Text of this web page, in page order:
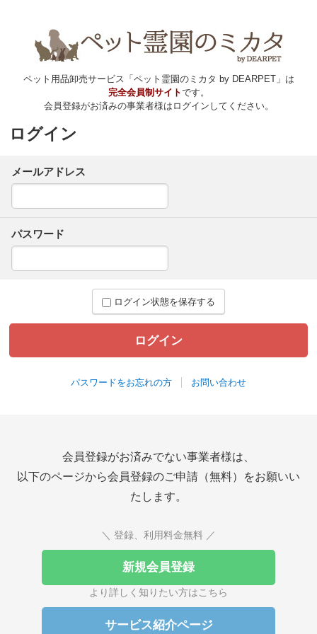
ペット用品卸売サービス「ペット霊園のミカタ by DEARPET」は
完全会員制サイトです。
会員登録がお済みの事業者様はログインしてください。
ログイン
メールアドレス
パスワード
ログイン状態を保存する
パスワードをお忘れの方 お問い合わせ
会員登録がお済みでない事業者様は、
以下のページから会員登録のご申請（無料）をお願いい
たします。
＼ 登録、利用料金無料 ／
新規会員登録
より詳しく知りたい方はこちら
サービス紹介ページ